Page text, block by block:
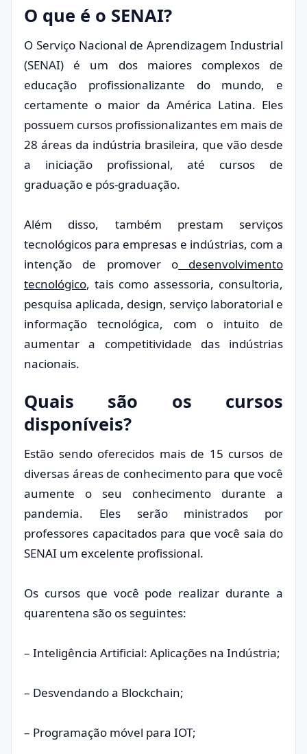
O que é o SENAI?
O Serviço Nacional de Aprendizagem Industrial
(SENAI) é um dos maiores complexos de
educação profissionalizante do mundo, e
certamente o maior da América Latina. Eles
possuem cursos profissionalizantes em mais de
28 áreas da indústria brasileira, que vão desde
a iniciação profissional, até cursos de
graduação e pós-graduação.
Além disso, também prestam serviços
tecnológicos para empresas e indústrias, com a
intenção de promover odesenvolvimento
tecnológico, tais como assessoria, consultoria,
pesquisa aplicada, design, serviço laboratorial e
informação tecnológica, com o intuito de
aumentar a competitividade das indústrias
nacionais.
Quais são os cursos
disponíveis?
Estão sendo oferecidos mais de 15 cursos de
diversas áreas de conhecimento para que você
aumente o seu conhecimento durante a
pandemia. Eles serão ministrados por
professores capacitados para que você saia do
SENAI um excelente profissional.
Os cursos que você pode realizar durante a
quarentena são os seguintes:
– Inteligência Artificial: Aplicações na Indústria;
– Desvendando a Blockchain;
– Programação móvel para IOT;